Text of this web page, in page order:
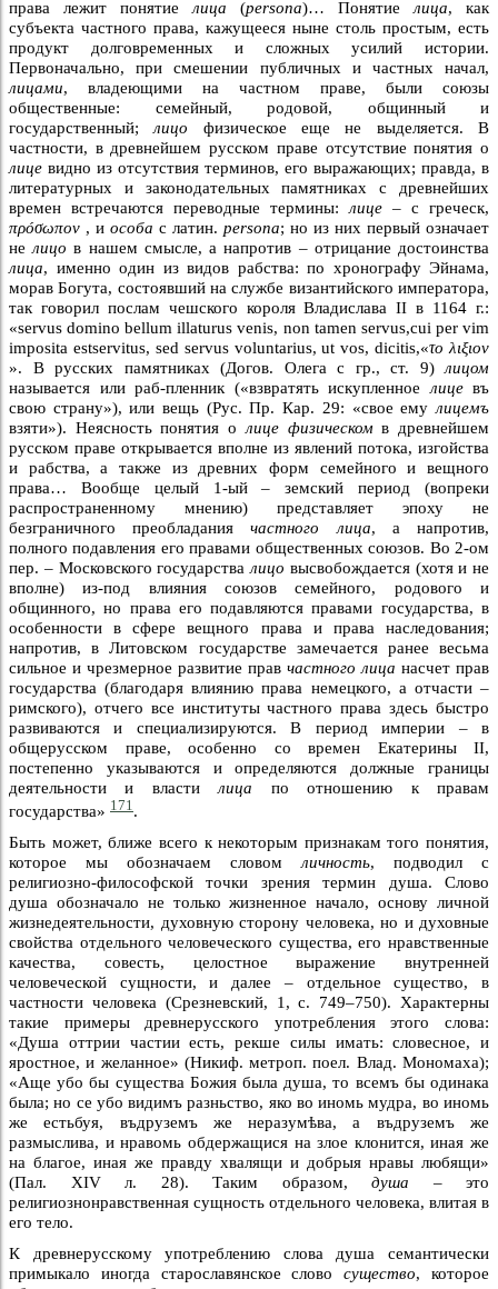
права лежит понятие лица (persona)… Понятие лица, как
субъекта частного права, кажущееся ныне столь простым, есть
продукт долговременных и сложных усилий истории.
Первоначально, при смешении публичных и частных начал,
лицами, владеющими на частном праве, были союзы
общественные: семейный, родовой, общинный и
государственный;лицо физическое еще не выделяется. В
частности, в древнейшем русском праве отсутствие понятия о
лице видно из отсутствия терминов, его выражающих; правда, в
литературных и законодательных памятниках с древнейших
времен встречаются переводные термины: лице – с греческ,
πρóσωπον , и особа с латин. persona; но из них первый означает
нелицо в нашем смысле, а напротив – отрицание достоинства
лица, именно один из видов рабства: по хронографу Эйнама,
морав Богута, состоявший на службе византийского императора,
так говорил послам чешского короля Владислава II в 1164 г.:
«servus domino bellum illaturus venis, non tamen servus,cui per vim
imposita estservitus, sed servus voluntarius, ut vos, dicitis,«το λιξιον
». В русских памятниках (Догов. Олега с гр., ст. 9) лицом
называется или раб-пленник («взвратять искупленное лицевъ
свою страну»), или вещь (Рус. Пр. Кар. 29: «свое ему лицемъ
взяти»). Неясность понятия о лице физическомв древнейшем
русском праве открывается вполне из явлений потока, изгойства
и рабства, а также из древних форм семейного и вещного
права… Вообще целый 1-ый – земский период (вопреки
распространенному мнению) представляет эпоху не
безграничного преобладаниячастного лица, а напротив,
полного подавления его правами общественных союзов. Во 2-ом
пер. – Московского государства лицо высвобождается (хотя и не
вполне) из-под влияния союзов семейного, родового и
общинного, но права его подавляются правами государства, в
особенности в сфере вещного права и права наследования;
напротив, в Литовском государстве замечается ранее весьма
сильное и чрезмерное развитие прав частного лица насчет прав
государства (благодаря влиянию права немецкого, а отчасти –
римского), отчего все институты частного права здесь быстро
развиваются и специализируются. В период империи – в
общерусском праве, особенно со времен Екатерины II,
постепенно указываются и определяются должные границы
деятельности и властилица по отношению к правам
государства» 171.
Быть может, ближе всего к некоторым признакам того понятия,
которое мы обозначаем словом личность, подводил с
религиозно-философской точки зрения термин душа. Слово
душа обозначало не только жизненное начало, основу личной
жизнедеятельности, духовную сторону человека, но и духовные
свойства отдельного человеческого существа, его нравственные
качества, совесть, целостное выражение внутренней
человеческой сущности, и далее – отдельное существо, в
частности человека (Срезневский, 1, с. 749–750). Характерны
такие примеры древнерусского употребления этого слова:
«Душа оттрии частии есть, рекше силы имать: словесное, и
яростное, и желанное» (Никиф. метроп. поел. Влад. Мономаха);
«Аще убо бы существа Божия была душа, то всемъ бы одинака
была; но се убо видимъ разньство, яко во иномь мудра, во иномь
же естьбуя, въдруземъ же неразумѣва, а въдруземъ же
размыслива, и нравомь обдержащися на злое клонится, иная же
на благое, иная же правду хвалящи и добрыя нравы любящи»
(Пал. XIV л. 28). Таким образом, душа – это
религиознонравственная сущность отдельного человека, влитая в
его тело.
К древнерусскому употреблению слова душа семантически
примыкало иногда старославянское словосущество, которое